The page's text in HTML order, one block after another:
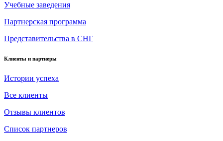
Учебные заведения
Партнерская программа
Представительства в СНГ
Клиенты и партнеры
Истории успеха
Все клиенты
Отзывы клиентов
Список партнеров